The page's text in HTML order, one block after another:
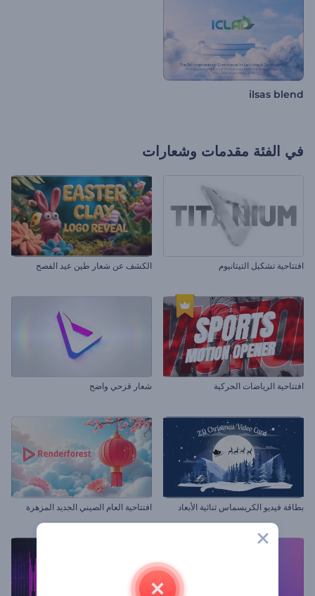
ilsas blend
في الفئة مقدمات وشعارات
افتتاحية تشكيل التيتانيوم الكشف عن شعار طين عيد الفصح
افتتاحية الرياضات الحركية شعار قزحي واضح
بطاقة فيديو الكريسماس ثنائية الأبعاد افتتاحية العام الصيني الجديد المزهرة